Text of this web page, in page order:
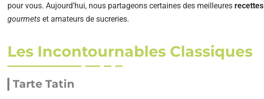
pour vous. Aujourd’hui, nous partageons certaines des meilleures recettes
gourmets et amateurs de sucreries.
Les Incontournables Classiques
Tarte Tatin